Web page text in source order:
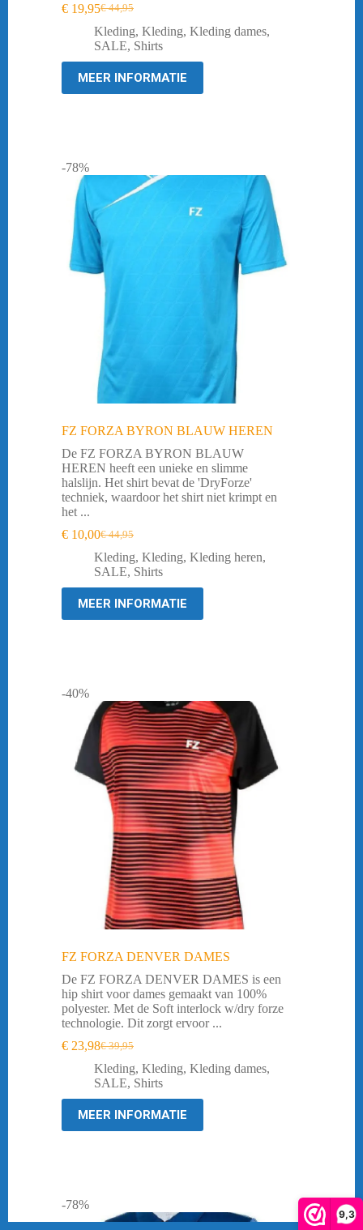
9,3
€44,95
Oorspronkelijke
prijs
was:
€ 19,95Huidige
prijs
is:
Kleding, Kleding, Kleding dames,
SALE, Shirts
MEER INFORMATIE
-78%
FZ FORZA BYRON BLAUW HEREN
De FZ FORZA BYRON BLAUW
HEREN heeft een unieke en slimme
halslijn. Het shirt bevat de 'DryForze'
techniek, waardoor het shirt niet krimpt en
het ...
€44,95
Oorspronkelijke
prijs
was:
€ 44,95.
€ 10,00Huidige
prijs
is:
€ 10,00.
Kleding, Kleding, Kleding heren,
SALE, Shirts
MEER INFORMATIE
-40%
FZ FORZA DENVER DAMES
De FZ FORZA DENVER DAMES is een
hip shirt voor dames gemaakt van 100%
polyester. Met de Soft interlock w/dry forze
technologie. Dit zorgt ervoor ...
€39,95
Oorspronkelijke
prijs
was:
€ 39,95.
€ 23,98Huidige
prijs
is:
€ 23,98.
Kleding, Kleding, Kleding dames,
SALE, Shirts
MEER INFORMATIE
-78%